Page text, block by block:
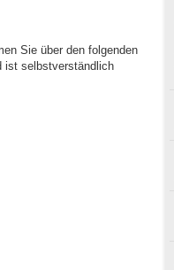
Sie über den folgenden
ist selbstverständlich